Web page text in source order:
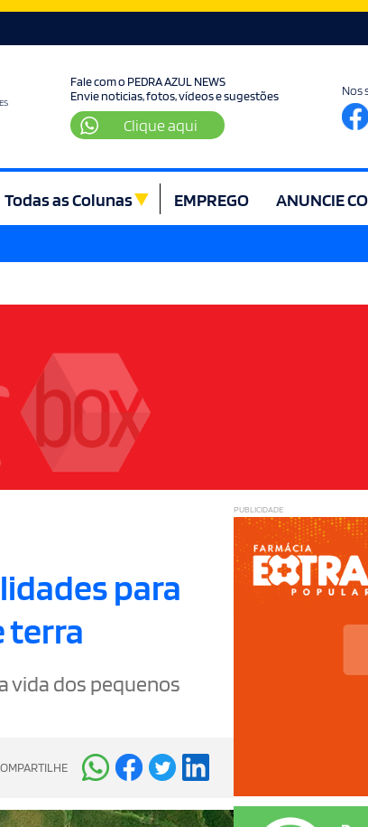
Fale com o PEDRA AZUL NEWS
Envie noticias, fotos, vídeos e sugestões
Clique aqui
Nos
Todas as Colunas EMPREGO ANUNCIE
para
terra
vida dos pequenos
PUBLICIDADE